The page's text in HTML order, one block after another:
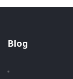
Blog